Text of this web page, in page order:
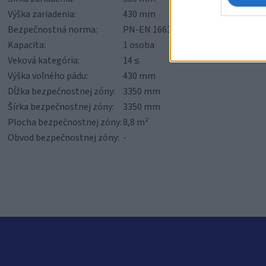
Výška zariadenia:
430 mm
Bezpečnostná norma:
PN-EN 16630:2015-06
Kapacita:
1 osoba
Veková kategória:
14 ≤
Výška voľného pádu:
430 mm
Dĺžka bezpečnostnej zóny:
3350 mm
Šírka bezpečnostnej zóny:
3350 mm
Plocha bezpečnostnej zóny:8,8 m²
Obvod bezpečnostnej zóny: -